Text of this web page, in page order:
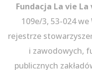
Fundacja La vie La
109e/3, 53-024
rejestrze
i zawodowych,
publicznych